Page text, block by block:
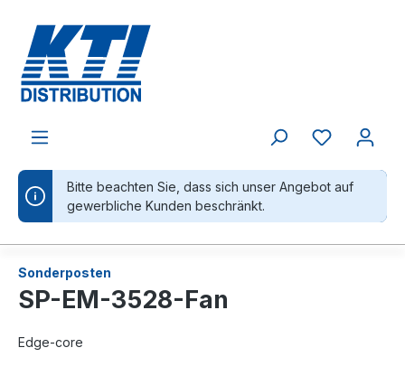
Bitte beachten Sie, dass sich unser Angebot auf
gewerbliche Kunden beschränkt.
Sonderposten
SP-EM-3528-Fan
Edge-core